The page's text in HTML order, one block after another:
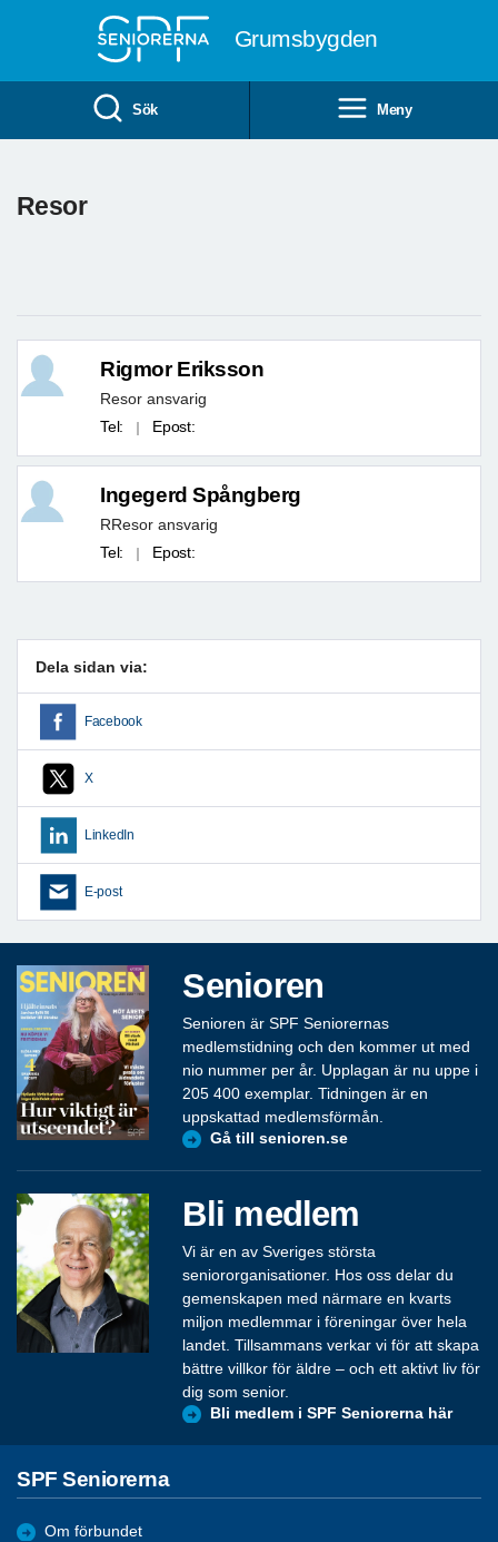
Grumsbygden
Sök Meny
Resor
Rigmor Eriksson
Resor ansvarig
Tel: Epost:
Ingegerd Spångberg
RResor ansvarig
Tel: Epost:
Dela sidan via:
Facebook
X
LinkedIn
E-post
Senioren
Senioren är SPF Seniorernas
medlemstidning och den kommer ut med
nio nummer per år. Upplagan är nu uppe i
205 400 exemplar. Tidningen är en
uppskattad medlemsförmån.
Gå till senioren.se
Bli medlem
Vi är en av Sveriges största
seniororganisationer. Hos oss delar du
gemenskapen med närmare en kvarts
miljon medlemmar i föreningar över hela
landet. Tillsammans verkar vi för att skapa
bättre villkor för äldre – och ett aktivt liv för
dig som senior.
Bli medlem i SPF Seniorerna här
SPF Seniorerna
Om förbundet